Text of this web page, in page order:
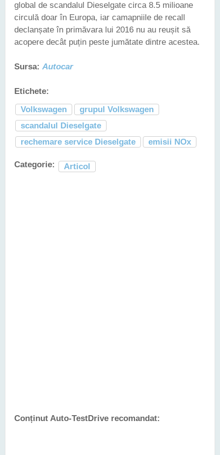
global de scandalul Dieselgate circa 8.5 milioane
circulă doar în Europa, iar camapniile de recall
declanșate în primăvara lui 2016 nu au reușit să
acopere decât puțin peste jumătate dintre acestea.
Sursa: Autocar
Etichete:
Volkswagen
grupul Volkswagen
scandalul Dieselgate
rechemare service Dieselgate
emisii NOx
Categorie: Articol
Conținut Auto-TestDrive recomandat: